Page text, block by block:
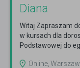
Diana
Witaj Zapraszam
w kursach dla
Podstawowej do
Online,